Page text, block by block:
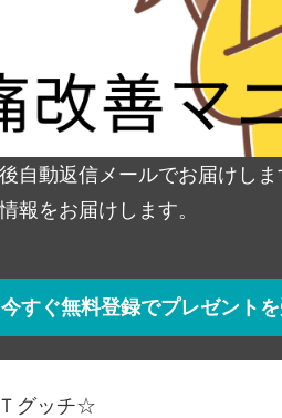
自動返信メールでお届けし
報をお届けします。
今すぐ無料登録でプレゼント
グッチ☆